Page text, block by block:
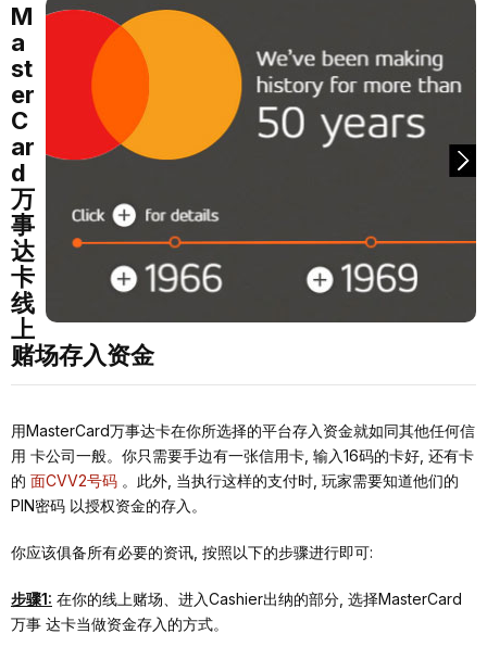
M
a
st
er
C
ar
d
万
事
达
卡
线
上
赌场存⼊资⾦
⽤MasterCard万事达卡在你所选择的平台存⼊资⾦就如同其他任何信
⽤ 卡公司⼀般。你只需要⼿边有⼀张信⽤卡, 输⼊16码的卡好, 还有卡
的 ⾯CVV2号码 。此外, 当执⾏这样的⽀付时, 玩家需要知道他们的
PIN密码 以授权资⾦的存⼊。
你应该俱备所有必要的资讯, 按照以下的步骤进⾏即可:
步骤1: 在你的线上赌场、进⼊Cashier出纳的部分, 选择MasterCard
万事 达卡当做资⾦存⼊的⽅式。